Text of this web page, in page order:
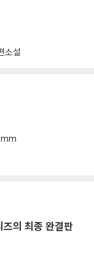
소설
즈의 최종 완결판